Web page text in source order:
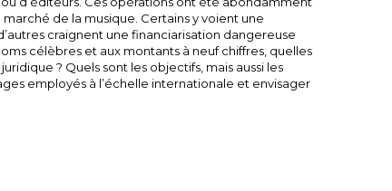
de la musique. Certains y voient une
craignent une financiarisation dangereuse
célèbres et aux montants à neuf chiffres, quelles
? Quels sont les objectifs, mais aussi les
employés à l’échelle internationale et envisager